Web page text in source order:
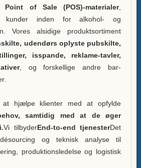
Point of Sale (POS)-materialer,
kunder inden for alkohol- og
Vores alsidige produktsortiment
udendørs oplyste pubskilte,
isspande, reklame-tavler,
, og forskellige andre bar-
at hjælpe klienter med at opfylde
samtidig med at de øger
Vi tilbyderEnd-to-end tjenesterDet
og teknisk analyse til
produktionsledelse og logistisk